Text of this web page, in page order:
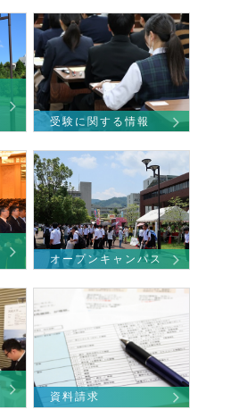
受験に関する情報
オープンキャンパス
資料請求